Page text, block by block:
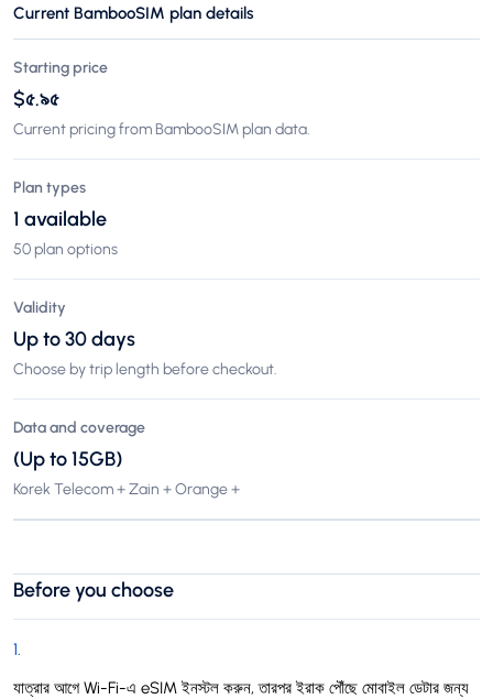
Current BambooSIM plan details
Starting price
$৫.৯৫
Current pricing from BambooSIM plan data.
Plan types
1 available
50 plan options
Validity
Up to 30 days
Choose by trip length before checkout.
Data and coverage
(Up to 15GB)
Korek Telecom + Zain + Orange +
Before you choose
1.
যাত্রার আগে Wi-Fi-এ eSIM ইনস্টল করুন, তারপর ইরাক পৌঁছে মোবাইল ডেটার জন্য